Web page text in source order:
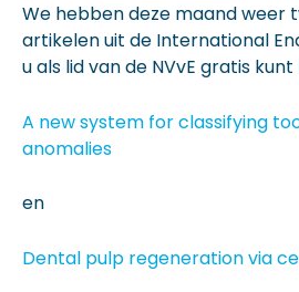
We hebben deze maand weer
artikelen uit de International
u als lid van de NVvE gratis kunt
A new system for classifying
anomalies
en
Dental pulp regeneration via